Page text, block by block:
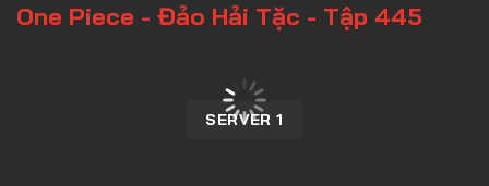
One Piece - Đảo Hải Tặc - Tập 445
SERVER 1